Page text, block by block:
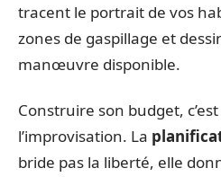
tracent le portrait de vos
zones de gaspillage et
manœuvre disponible.
Construire son budget,
l’improvisation. La
bride pas la liberté, elle